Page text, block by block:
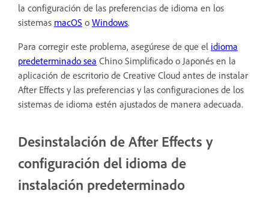
la configuración de las preferencias de idioma en los
sistemas macOS o Windows.
Para corregir este problema, asegúrese de que el idioma
predeterminado sea Chino Simplificado o Japonés en la
aplicación de escritorio de Creative Cloud antes de instalar
After Effects y las preferencias y las configuraciones de los
sistemas de idioma estén ajustados de manera adecuada.
Desinstalación de After Effects y
configuración del idioma de
instalación predeterminado